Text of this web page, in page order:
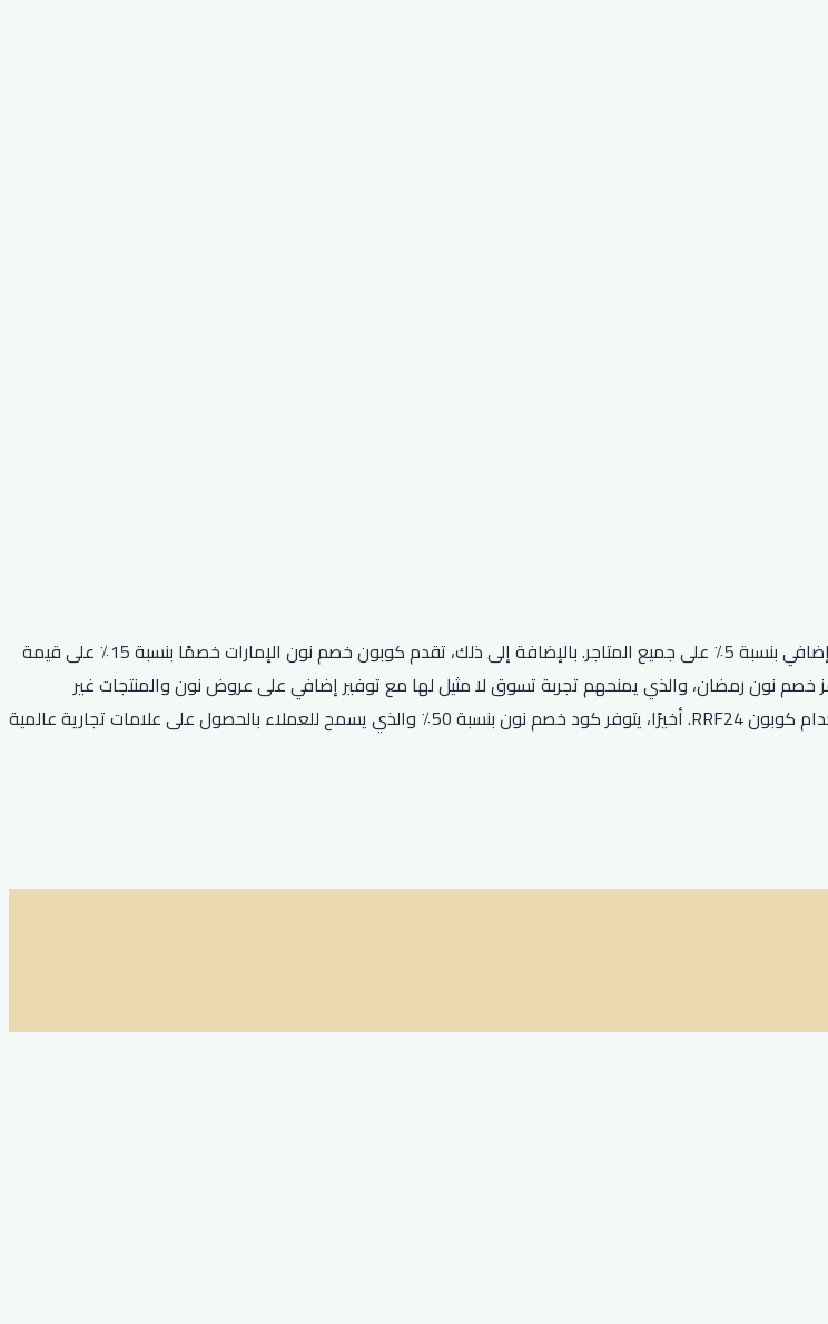
أقوى كود خصم نون متاح هو كود نون (RRF24)، والذي يمكن استخدامه للحصول على خصم إضافي بنسبة 5٪ على جميع المتاجر. بالإضافة إلى ذلك، تقدم كوبون خصم نون الإمارات خصمًا بنسبة 15٪ على قيمة
خصم نون رمضان، والذي يمنحهم تجربة تسوق لا مثيل لها مع توفير إضافي على عروض نون والمنتجات غير
المخفضة. علاوة على ذلك، يمنح خصم نون الحصري للعملاء خصمًا إضافيًا بنسبة 10٪ عند استخدام كوبون RRF24. أخيرًا، يتوفر كود خصم نون بنسبة 50٪ والذي يسمح للعملاء بالحصول على علامات تجارية عالمية